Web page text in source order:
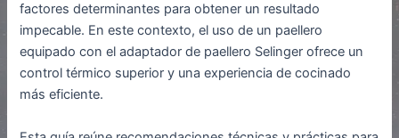
factores determinantes para obtener un resultado
impecable. En este contexto, el uso de un paellero
equipado con el adaptador de paellero Selinger ofrece un
control térmico superior y una experiencia de cocinado
más eficiente.